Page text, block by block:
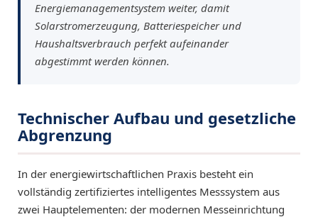
Energiemanagementsystem weiter, damit
Solarstromerzeugung, Batteriespeicher und
Haushaltsverbrauch perfekt aufeinander
abgestimmt werden können.
Technischer Aufbau und gesetzliche
Abgrenzung
In der energiewirtschaftlichen Praxis besteht ein
vollständig zertifiziertes intelligentes Messsystem aus
zwei Hauptelementen: der modernen Messeinrichtung